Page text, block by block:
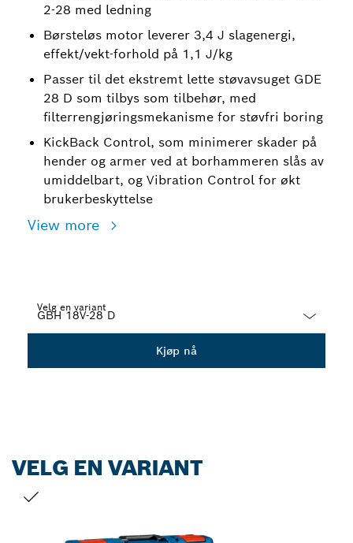
2-28 med ledning
Børsteløs motor leverer 3,4 J slagenergi,
effekt/vekt-forhold på 1,1 J/kg
Passer til det ekstremt lette støvavsuget GDE
28 D som tilbys som tilbehør, med
filterrengjøringsmekanisme for støvfri boring
KickBack Control, som minimerer skader på
hender og armer ved at borhammeren slås av
umiddelbart, og Vibration Control for økt
brukerbeskyttelse
View more
Velg en variant
Kjøp nå
VELG EN VARIANT